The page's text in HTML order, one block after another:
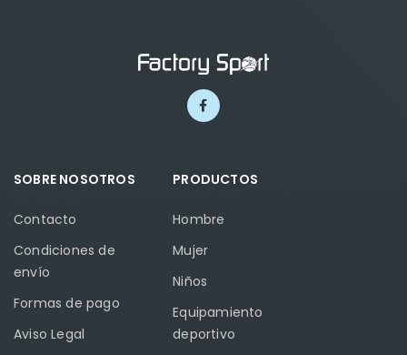
SOBRE NOSOTROS
Contacto
Condiciones de
envío
Formas de pago
Aviso Legal
PRODUCTOS
Hombre
Mujer
Niños
Equipamiento
deportivo